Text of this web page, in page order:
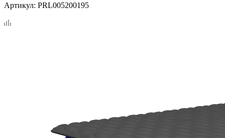
Артикул: PRL005200195